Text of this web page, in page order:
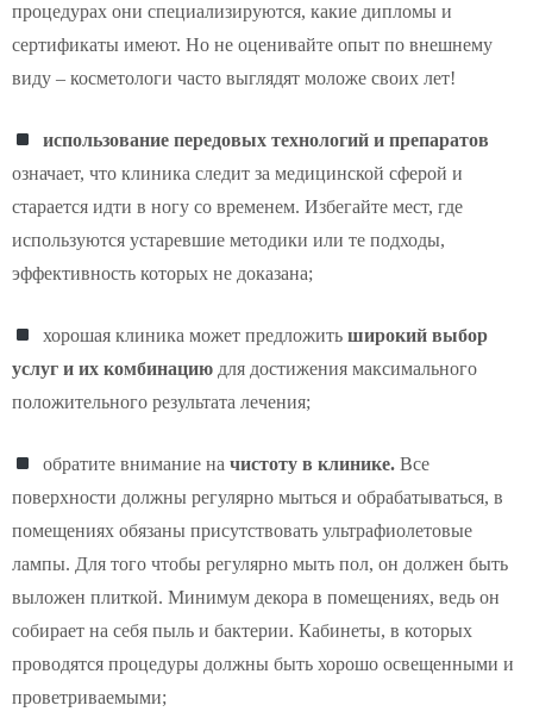
процедурах они специализируются, какие дипломы и
сертификаты имеют. Но не оценивайте опыт по внешнему
виду – косметологи часто выглядят моложе своих лет!
использование передовых технологий и препаратов
означает, что клиника следит за медицинской сферой и
старается идти в ногу со временем. Избегайте мест, где
используются устаревшие методики или те подходы,
эффективность которых не доказана;
хорошая клиника может предложитьширокий выбор
услуг и их комбинацию для достижения максимального
положительного результата лечения;
обратите внимание начистоту в клинике. Все
поверхности должны регулярно мыться и обрабатываться, в
помещениях обязаны присутствовать ультрафиолетовые
лампы. Для того чтобы регулярно мыть пол, он должен быть
выложен плиткой. Минимум декора в помещениях, ведь он
собирает на себя пыль и бактерии. Кабинеты, в которых
проводятся процедуры должны быть хорошо освещенными и
проветриваемыми;